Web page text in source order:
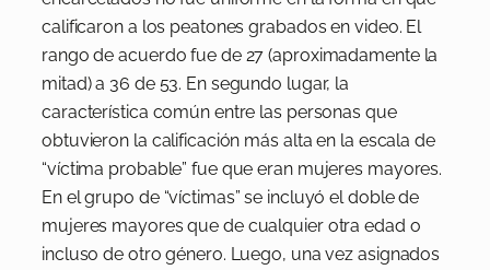
calificaron a los peatones grabados en video. El
rango de acuerdo fue de 27 (aproximadamente la
mitad) a 36 de 53. En segundo lugar, la
característica común entre las personas que
obtuvieron la calificación más alta en la escala de
“víctima probable” fue que eran mujeres mayores.
En el grupo de “víctimas” se incluyó el doble de
mujeres mayores que de cualquier otra edad o
incluso de otro género. Luego, una vez asignados